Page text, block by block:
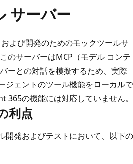
サーバー
よび開発のためのモックツールサ
のサーバーはMCP（モデル コンテ
ーとの対話を模擬するため、実際
ジェントのツール機能をローカルで
365の機能には対応していません。
利点
開発およびテストにおいて、以下の